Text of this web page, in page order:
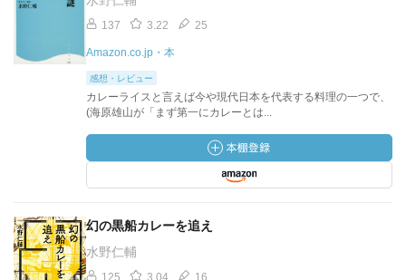
137 3.22 25
Amazon.co.jp・本
感想・レビュー
カレーライスと言えば今や現代日本を代表する料理の一つで、
(海原雄山が「まず第一にカレーとは...
幻の黒船カレーを追え
水野仁輔
125 3.04 16